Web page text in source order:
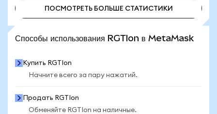
ПОСМОТРЕТЬ БОЛЬШЕ СТАТИСТИКИ
Способы использования RGTIon в MetaMask
Купить RGTIon
Начните всего за пару нажатий.
Продать RGTIon
Обменяйте RGTIon на наличные.